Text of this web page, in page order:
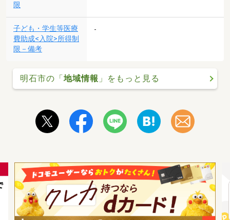
限
子ども・学生等医療
費助成<入院>所得制
限－備考
-
明石市の「地域情報 」をもっと見る